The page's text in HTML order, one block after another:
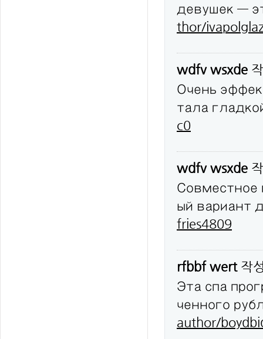
девушек —
thor/
wdfv wsxde
Очень
тала
c0
wdfv wsxde
Совместное
ый вариант
fries4809
rfbbf wert 작
Эта спа
ченного
author/